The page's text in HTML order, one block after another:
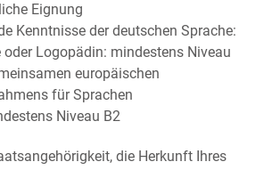
Eignung
Kenntnisse der deutschen Sprache:
oder Logopädin: mindestens Niveau
europäischen
für Sprachen
Niveau B2
die Herkunft Ihres